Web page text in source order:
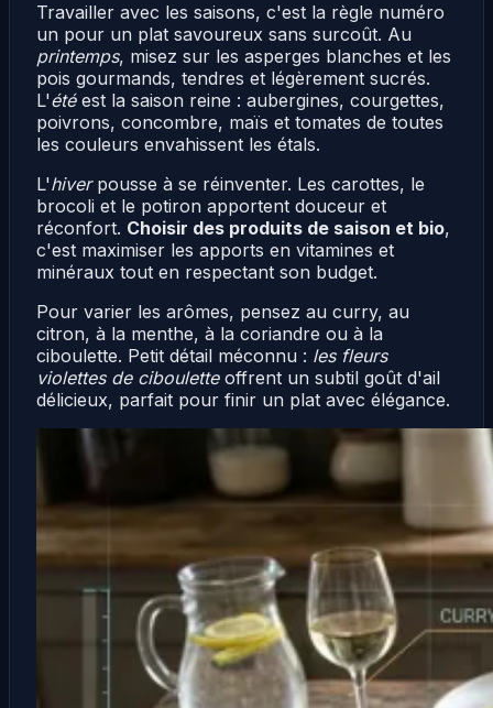
Travailler avec les saisons, c'est la règle numéro
un pour un plat savoureux sans surcoût. Au
printemps, misez sur les asperges blanches et les
pois gourmands, tendres et légèrement sucrés.
L'étéest la saison reine : aubergines, courgettes,
poivrons, concombre, maïs et tomates de toutes
les couleurs envahissent les étals.
L'hiverpousse à se réinventer. Les carottes, le
brocoli et le potiron apportent douceur et
réconfort. Choisir des produits de saison et bio,
c'est maximiser les apports en vitamines et
minéraux tout en respectant son budget.
Pour varier les arômes, pensez au curry, au
citron, à la menthe, à la coriandre ou à la
ciboulette. Petit détail méconnu : les fleurs
violettes de cibouletteoffrent un subtil goût d'ail
délicieux, parfait pour finir un plat avec élégance.